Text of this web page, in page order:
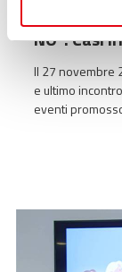
Terzo
NO": Casi
Il 27 novembre
e ultimo
eventi